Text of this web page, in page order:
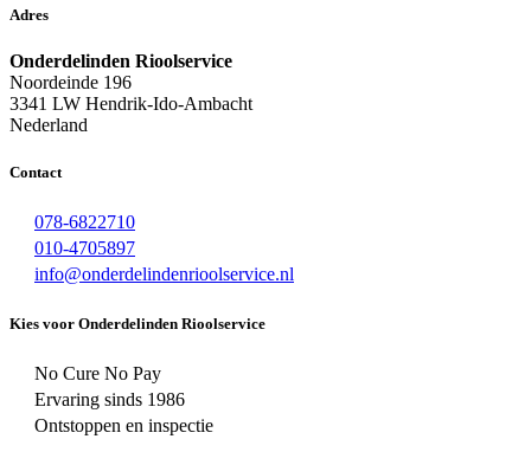
Adres
Onderdelinden Rioolservice
Noordeinde 196
3341 LW Hendrik-Ido-Ambacht
Nederland
Contact
078-6822710
010-4705897
info@onderdelindenrioolservice.nl
Kies voor Onderdelinden Rioolservice
No Cure No Pay
Ervaring sinds 1986
Ontstoppen en inspectie